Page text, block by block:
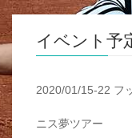
イベント予
2020/01/15-22 フ
ニス夢ツアー